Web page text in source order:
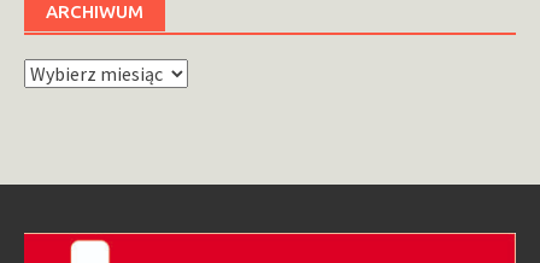
ARCHIWUM
Archiwum